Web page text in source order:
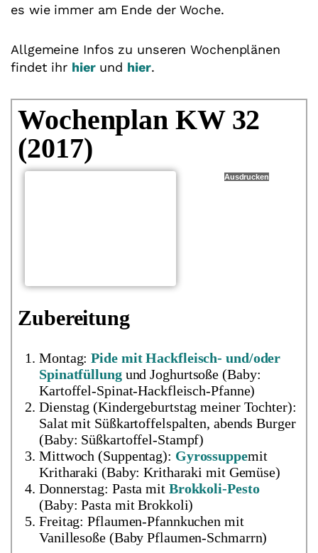
es wie immer am Ende der Woche.
Allgemeine Infos zu unseren Wochenplänen
findet ihr hierund hier.
Wochenplan KW 32
(2017)
Ausdrucken
Zubereitung
Montag:Pide mit Hackfleisch- und/oder
Spinatfüllungund Joghurtsoße (Baby:
Kartoffel-Spinat-Hackfleisch-Pfanne)
Dienstag (Kindergeburtstag meiner Tochter):
Salat mit Süßkartoffelspalten, abends Burger
(Baby: Süßkartoffel-Stampf)
Mittwoch (Suppentag): Gyrossuppemit
Kritharaki (Baby: Kritharaki mit Gemüse)
Donnerstag: Pasta mit Brokkoli-Pesto
(Baby: Pasta mit Brokkoli)
Freitag: Pflaumen-Pfannkuchen mit
Vanillesoße (Baby Pflaumen-Schmarrn)